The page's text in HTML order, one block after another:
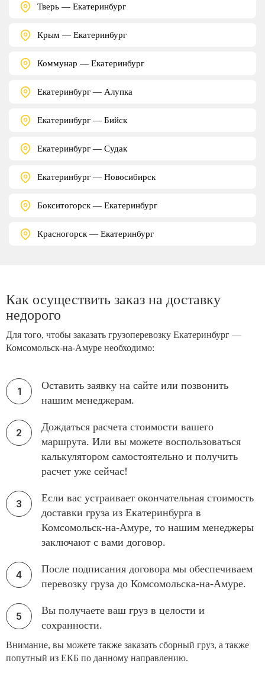
Тверь — Екатеринбург
Крым — Екатеринбург
Коммунар — Екатеринбург
Екатеринбург — Алупка
Екатеринбург — Бийск
Екатеринбург — Судак
Екатеринбург — Новосибирск
Бокситогорск — Екатеринбург
Красногорск — Екатеринбург
Как осуществить заказ на доставку
недорого
Для того, чтобы заказать грузоперевозку Екатеринбург —
Комсомольск-на-Амуре необходимо:
Оставить заявку на сайте или позвонить
нашим менеджерам.
Дождаться расчета стоимости вашего
маршрута. Или вы можете воспользоваться
калькулятором самостоятельно и получить
расчет уже сейчас!
Если вас устраивает окончательная стоимость
доставки груза из Екатеринбурга в
Комсомольск-на-Амуре, то нашим менеджеры
заключают с вами договор.
После подписания договора мы обеспечиваем
перевозку груза до Комсомольска-на-Амуре.
Вы получаете ваш груз в целости и
сохранности.
Внимание, вы можете также заказать сборный груз, а также
попутный из ЕКБ по данному направлению.